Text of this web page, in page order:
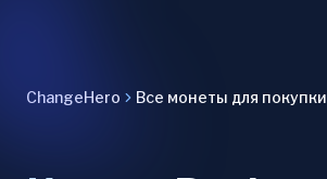
ChangeHero Все монеты для покупки